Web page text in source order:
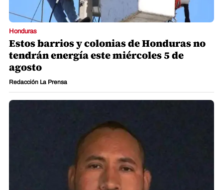
Honduras
Estos barrios y colonias de Honduras no
tendrán energía este miércoles 5 de
agosto
Redacción La Prensa